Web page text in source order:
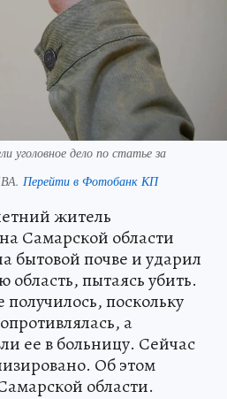
уголовное дело по статье за
Перейти в Фотобанк КП
житель
Самарской области
бытовой почве и ударил
пытаясь убить.
получилось, поскольку
а
ее в больницу. Сейчас
Об этом
области.